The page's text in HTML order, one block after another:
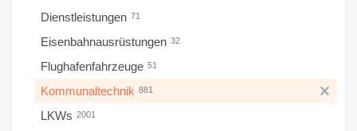
Dienstleistungen 71
Eisenbahnausrüstungen 32
Flughafenfahrzeuge 51
Kommunaltechnik 881
LKWs 2001